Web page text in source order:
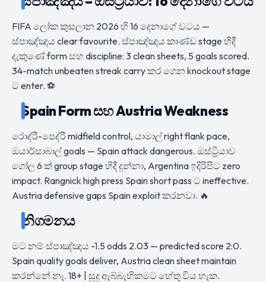
FIFA ලෝක කුසලාන 2026 හි 16 දෙනාගේ වටය —
ස්පාඤ්ඤය clear favourite. ස්පාඤ්ඤය කාණ්ඩ stage හිදී
දැකුණේ form සහ discipline: 3 clean sheets, 5 goals scored.
34-match unbeaten streak carry කර ගෙන knockout stage
ට enter. ⚽
Spain Form සහ Austria Weakness
රොද්රී-පෙද්රී midfield control, යාමාල් right flank pace,
ඔයාර්සාබාල් goals — Spain attack dangerous. ඔස්ට්‍රියාව
ගෝල 6 ක් group stage හිදී දුන්නා, Argentina ඉදිරිපිට zero
impact. Rangnick high press Spain short pass ට ineffective.
Austria defensive gaps Spain exploit කරනවා. 🔥
නිගමනය
මට නම් ස්පාඤ්ඤය -1.5 odds 2.03 — predicted score 2:0.
Spain quality goals deliver, Austria clean sheet maintain
කරන්නේ නෑ. 18+ | සූදු ඇබ්බැහිකමට හේතු විය හැක.